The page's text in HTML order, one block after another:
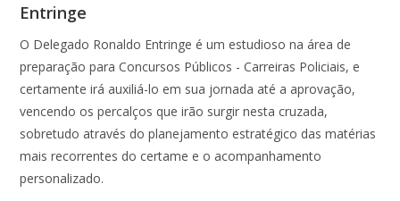
Entringe
O Delegado Ronaldo Entringe é um estudioso na área de
preparação para Concursos Públicos - Carreiras Policiais, e
certamente irá auxiliá-lo em sua jornada até a aprovação,
vencendo os percalços que irão surgir nesta cruzada,
sobretudo através do planejamento estratégico das matérias
mais recorrentes do certame e o acompanhamento
personalizado.